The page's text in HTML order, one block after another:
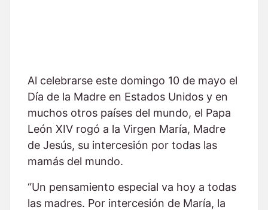
Al celebrarse este domingo 10 de mayo el
Día de la Madre en Estados Unidos y en
muchos otros países del mundo, el Papa
León XIV rogó a la Virgen María, Madre
de Jesús, su intercesión por todas las
mamás del mundo.
“Un pensamiento especial va hoy a todas
las madres. Por intercesión de María, la